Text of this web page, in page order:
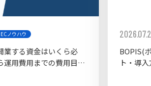
ECノウハウ
業する資金はいくら必
運用費用までの費用目安
BOPIS(
ト・導